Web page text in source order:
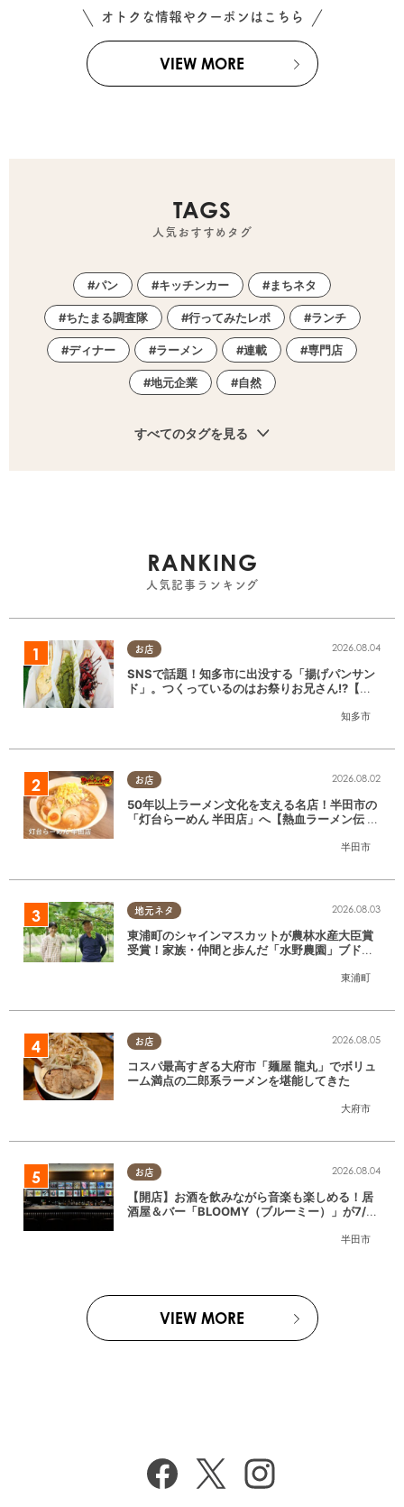
オトクな情報やクーポンはこちら
VIEW MORE
TAGS
人気おすすめタグ
パン キッチンカー まちネタ
ちたまる調査隊 行ってみたレポ ランチ
ディナー ラーメン 連載 専門店
地元企業 自然
すべてのタグを見る
RANKING
人気記事ランキング
お店
知多市
2026.08.04
SNSで話題！知多市に出没する「揚げパンサン
ド」。つくっているのはお祭りお兄さん!?【ち
お店
半田市
2026.08.02
50年以上ラーメン文化を支える名店！半田市の
「灯台らーめん 半田店」へ【熱血ラーメン伝 8
地元ネタ
東浦町
2026.08.03
東浦町のシャインマスカットが農林水産大臣賞
受賞！家族・仲間と歩んだ「水野農園」ブドウ
お店
大府市
2026.08.05
コスパ最高すぎる大府市「麺屋 龍丸」でボリュ
ーム満点の二郎系ラーメンを堪能してきた
お店
半田市
2026.08.04
【開店】お酒を飲みながら音楽も楽しめる！居
酒屋＆バー「BLOOMY（ブルーミー）」が7/3
VIEW MORE